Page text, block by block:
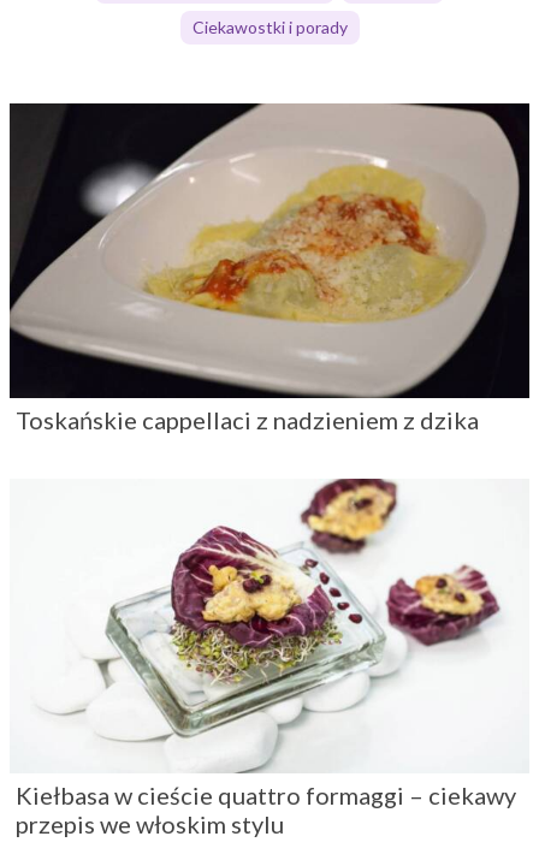
Ciekawostki i porady
Toskańskie cappellaci z nadzieniem z dzika
Kiełbasa w cieście quattro formaggi – ciekawy
przepis we włoskim stylu